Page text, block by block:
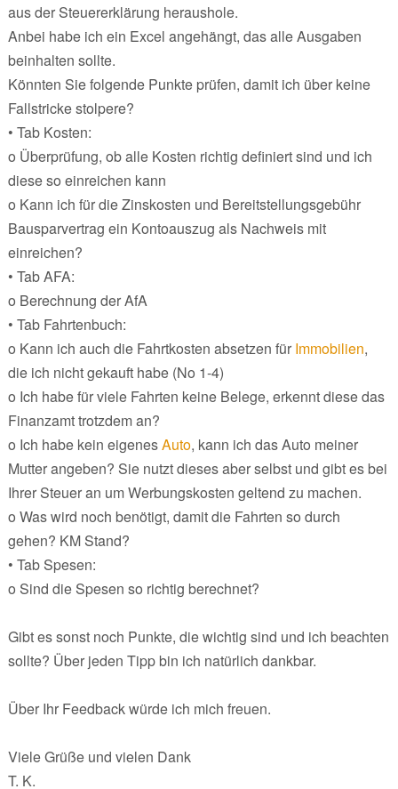
aus der Steuererklärung heraushole.
Anbei habe ich ein Excel angehängt, das alle Ausgaben
beinhalten sollte.
Könnten Sie folgende Punkte prüfen, damit ich über keine
Fallstricke stolpere?
• Tab Kosten:
o Überprüfung, ob alle Kosten richtig definiert sind und ich
diese so einreichen kann
o Kann ich für die Zinskosten und Bereitstellungsgebühr
Bausparvertrag ein Kontoauszug als Nachweis mit
einreichen?
• Tab AFA:
o Berechnung der AfA
• Tab Fahrtenbuch:
o Kann ich auch die Fahrtkosten absetzen für Immobilien,
die ich nicht gekauft habe (No 1-4)
o Ich habe für viele Fahrten keine Belege, erkennt diese das
Finanzamt trotzdem an?
o Ich habe kein eigenesAuto, kann ich das Auto meiner
Mutter angeben? Sie nutzt dieses aber selbst und gibt es bei
Ihrer Steuer an um Werbungskosten geltend zu machen.
o Was wird noch benötigt, damit die Fahrten so durch
gehen? KM Stand?
• Tab Spesen:
o Sind die Spesen so richtig berechnet?
Gibt es sonst noch Punkte, die wichtig sind und ich beachten
sollte? Über jeden Tipp bin ich natürlich dankbar.
Über Ihr Feedback würde ich mich freuen.
Viele Grüße und vielen Dank
T. K.